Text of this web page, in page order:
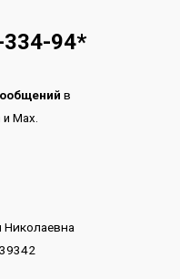
94*
в
и Max.